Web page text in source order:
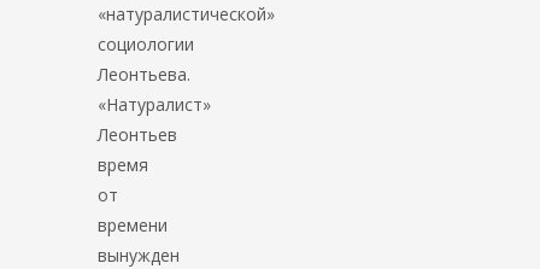
«натуралистической»
социологии
Леонтьева.
«Натуралист»
Леонтьев
время
от
времени
вынужден